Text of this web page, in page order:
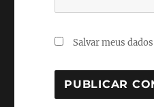
Salvar meus